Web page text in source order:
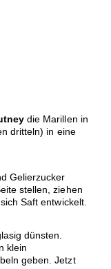
die Marillen in
dritteln) in eine
Gelierzucker
stellen, ziehen
Saft entwickelt.
dünsten.
klein
geben. Jetzt